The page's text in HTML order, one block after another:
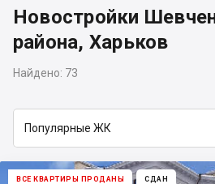
Новостройки
района, Харьков
Найдено: 73
Популярные ЖК
ВСЕ КВАРТИРЫ ПРОДАНЫ СДАН